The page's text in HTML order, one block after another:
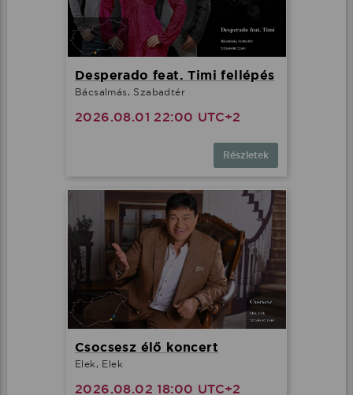
Desperado feat. Timi fellépés
Bácsalmás, Szabadtér
2026.08.01 22:00 UTC+2
Részletek
Csocsesz élő koncert
Elek, Elek
2026.08.02 18:00 UTC+2